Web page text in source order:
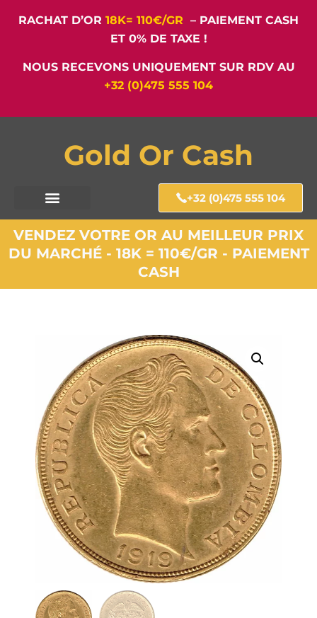
RACHAT D’OR 18K= 110€/GR – PAIEMENT CASH
ET 0% DE TAXE !
NOUS RECEVONS UNIQUEMENT SUR RDV AU
+32 (0)475 555 104
Gold Or Cash
+32 (0)475 555 104
VENDEZ VOTRE OR AU MEILLEUR PRIX
DU MARCHÉ - 18K = 110€/GR - PAIEMENT
CASH